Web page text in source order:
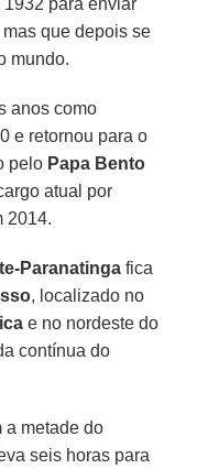
mas que depois se
mundo.
anos como
e retornou para o
pelo Papa Bento
atual por
2014.
Paranatinga fica
, localizado no
e no nordeste do
contínua do
a metade do
seis horas para